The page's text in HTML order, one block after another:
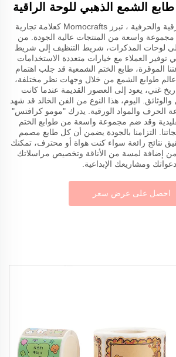
الشمع الذهبي للوحة الراقية
في مجال الأدوات الورقية والحرفية ، تبرز Momocrafts كعلامة تجارية
مجموعة واسعة من المنتجات عالية الجودة. من
لوحات المذكرات، شريط التنظيف إلى شريط
العملاء مع خيارات متعددة الاستخدامات
الموقرة، طابع الختم الشمعية قد جلب اهتمام
طوابع الشمع من خلال وجهات نظر مختلفة،
غني، يعود إلى العصور القديمة عندما كانت
اليوم، هذا النوع من الفن الخالد قد شهد
الحرف والمواد الورقية. يدرك "مومو كرافتس"
وقد ضم مجموعة واسعة من طوابع الختم
التزامنا بالجودة يضمن أن كل طابع مصمم
نتائج رائعة سواء كنت هواة أو محترف، تمكنك
إضافة لمسة من الأناقة وتخصيص مراسلاتك
ومشاريعك الإبداعية.
احصل على عرض سعر